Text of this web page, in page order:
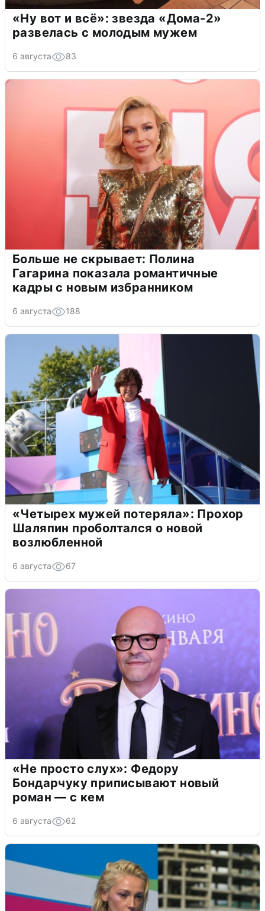
«Ну вот и всё»: звезда «Дома-2»
развелась с молодым мужем
6 августа 83
Больше не скрывает: Полина
Гагарина показала романтичные
кадры с новым избранником
6 августа 188
«Четырех мужей потеряла»: Прохор
Шаляпин проболтался о новой
возлюбленной
6 августа 67
«Не просто слух»: Федору
Бондарчуку приписывают новый
роман — с кем
6 августа 62